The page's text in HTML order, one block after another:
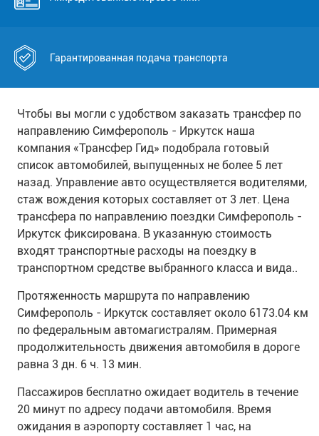
Гарантированная подача транспорта
Чтобы вы могли с удобством заказать трансфер по
направлению Симферополь - Иркутск наша
компания «Трансфер Гид» подобрала готовый
список автомобилей, выпущенных не более 5 лет
назад. Управление авто осуществляется водителями,
стаж вождения которых составляет от 3 лет. Цена
трансфера по направлению поездки Симферополь -
Иркутск фиксирована. В указанную стоимость
входят транспортные расходы на поездку в
транспортном средстве выбранного класса и вида..
Протяженность маршрута по направлению
Симферополь - Иркутск составляет около 6173.04 км
по федеральным автомагистралям. Примерная
продолжительность движения автомобиля в дороге
равна 3 дн. 6 ч. 13 мин.
Пассажиров бесплатно ожидает водитель в течение
20 минут по адресу подачи автомобиля. Время
ожидания в аэропорту составляет 1 час, на